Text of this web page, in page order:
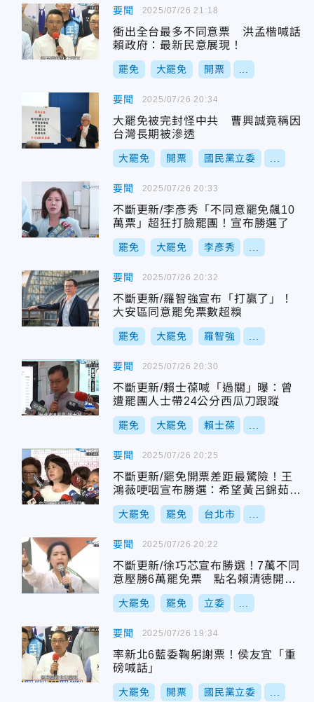
要聞
衝出全台最多不同意票 洪孟楷喊話
賴政府：最新民意展現！
罷免 大罷免 開票
2025/07/26 21:18
要聞
大罷免被完封怪中共 曹興誠竟稱因
台灣長期被滲透
大罷免 開票 國民黨立委
2025/07/26 20:34
要聞
不斷更新/李彥秀「不同意罷免飆10
萬票」超狂打臉罷團！宣布勝選了
罷免 大罷免 李彥秀
2025/07/26 20:33
要聞
不斷更新/羅智強宣布「打贏了」！
大安區同意罷免票數超糗
罷免 大罷免 羅智強
2025/07/26 20:32
要聞
不斷更新/賴士葆喊「過關」曝：曾
遭罷團人士帶24公分西瓜刀跟蹤
罷免 大罷免 賴士葆
2025/07/26 20:30
要聞
不斷更新/罷免開票差距最驚險！王
鴻薇哽咽宣布勝選：希望黃呂錦茹早
日回來
大罷免 罷免 台北市
2025/07/26 20:25
要聞
不斷更新/徐巧芯宣布勝選！7萬不同
意壓勝6萬罷免票 點名賴清德開
嗆！
大罷免 罷免 立委
2025/07/26 20:22
要聞
率新北6藍委鞠躬謝票！侯友宜「重
磅喊話」
大罷免 開票 國民黨立委
2025/07/26 19:34